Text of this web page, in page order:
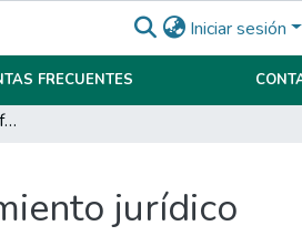
Iniciar sesión
FRECUENTES
Punibilidad de la estafa informática en el ordenamiento jurídico argentino
jurídico